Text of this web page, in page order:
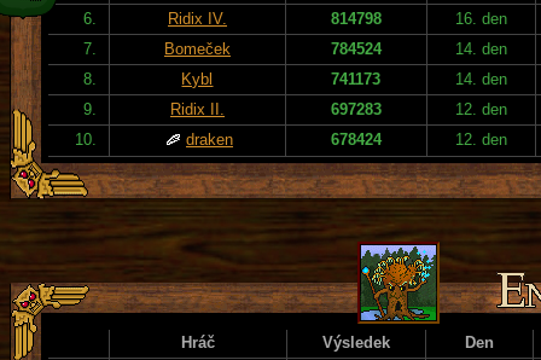
6.
Ridix IV. 814798
16. den
7.
Bomeček 784524
14. den
8.
Kybl 741173
14. den
9.
Ridix II. 697283
12. den
10.
draken 678424 12. den
Hráč Výsledek
Den